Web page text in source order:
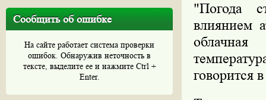
Сообщить об ошибке
На сайте работает система проверки
ошибок. Обнаружив неточность в
тексте, выделите ее и нажмите Ctrl +
Enter.
"Погода
влиянием
говорится